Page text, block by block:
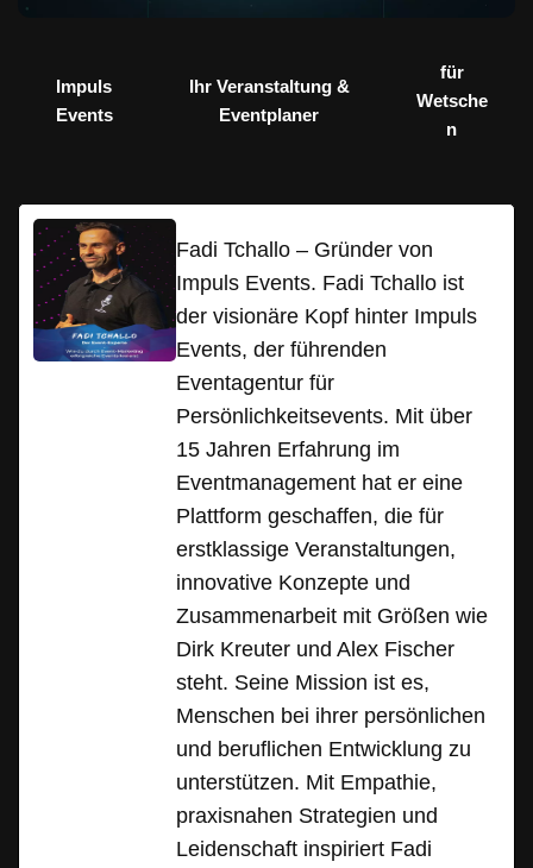
Impuls
Events
Ihr Veranstaltung &
Eventplaner
für
Wetsche
n
Fadi Tchallo – Gründer von
Impuls Events. Fadi Tchallo ist
der visionäre Kopf hinter Impuls
Events, der führenden
Eventagentur für
Persönlichkeitsevents. Mit über
15 Jahren Erfahrung im
Eventmanagement hat er eine
Plattform geschaffen, die für
erstklassige Veranstaltungen,
innovative Konzepte und
Zusammenarbeit mit Größen wie
Dirk Kreuter und Alex Fischer
steht. Seine Mission ist es,
Menschen bei ihrer persönlichen
und beruflichen Entwicklung zu
unterstützen. Mit Empathie,
praxisnahen Strategien und
Leidenschaft inspiriert Fadi